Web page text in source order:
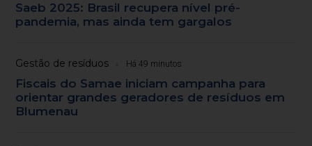
Saeb 2025: Brasil recupera nível pré-
pandemia, mas ainda tem gargalos
Gestão de resíduos Há 49 minutos
Fiscais do Samae iniciam campanha para
orientar grandes geradores de resíduos em
Blumenau